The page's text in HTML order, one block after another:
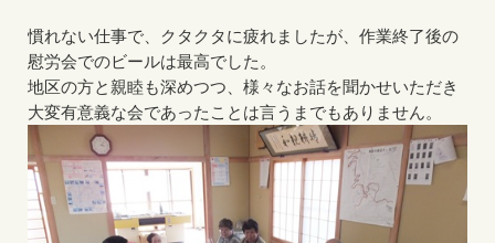
慣れない仕事で、クタクタに疲れましたが、作業終了後の
慰労会でのビールは最高でした。
地区の方と親睦も深めつつ、様々なお話を聞かせいただき
大変有意義な会であったことは言うまでもありません。